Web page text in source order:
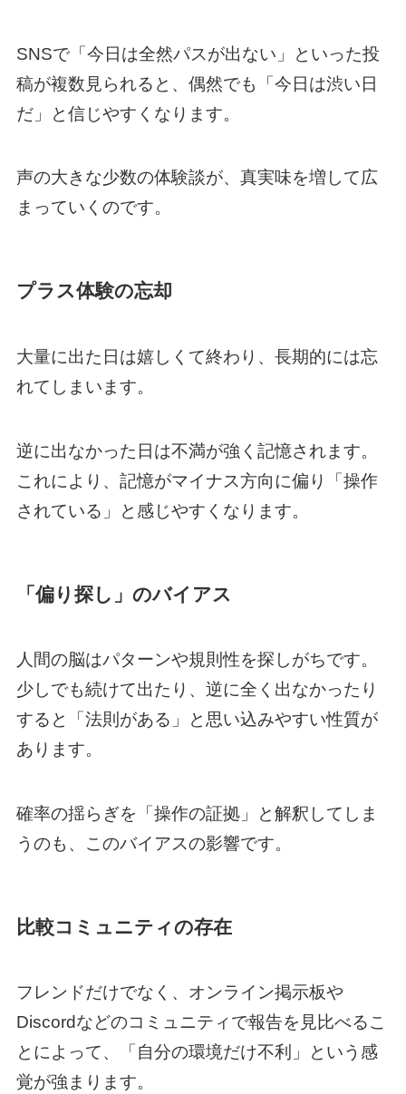
SNSで「今日は全然パスが出ない」といった投
稿が複数見られると、偶然でも「今日は渋い日
だ」と信じやすくなります。
声の大きな少数の体験談が、真実味を増して広
まっていくのです。
プラス体験の忘却
大量に出た日は嬉しくて終わり、長期的には忘
れてしまいます。
逆に出なかった日は不満が強く記憶されます。
これにより、記憶がマイナス方向に偏り「操作
されている」と感じやすくなります。
「偏り探し」のバイアス
人間の脳はパターンや規則性を探しがちです。
少しでも続けて出たり、逆に全く出なかったり
すると「法則がある」と思い込みやすい性質が
あります。
確率の揺らぎを「操作の証拠」と解釈してしま
うのも、このバイアスの影響です。
比較コミュニティの存在
フレンドだけでなく、オンライン掲示板や
Discordなどのコミュニティで報告を見比べるこ
とによって、「自分の環境だけ不利」という感
覚が強まります。